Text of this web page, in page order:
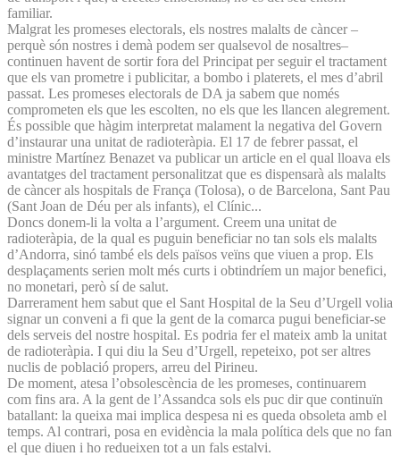
familiar.
Malgrat les promeses electorals, els nostres malalts de càncer –
perquè són nostres i demà podem ser qualsevol de nosaltres–
continuen havent de sortir fora del Principat per seguir el tractament
que els van prometre i publicitar, a bombo i platerets, el mes d’abril
passat. Les promeses electorals de DA ja sabem que només
comprometen els que les escolten, no els que les llancen alegrement.
És possible que hàgim interpretat malament la negativa del Govern
d’instaurar una unitat de radioteràpia. El 17 de febrer passat, el
ministre Martínez Benazet va publicar un article en el qual lloava els
avantatges del tractament personalitzat que es dispensarà als malalts
de càncer als hospitals de França (Tolosa), o de Barcelona, Sant Pau
(Sant Joan de Déu per als infants), el Clínic...
Doncs donem-li la volta a l’argument. Creem una unitat de
radioteràpia, de la qual es puguin beneficiar no tan sols els malalts
d’Andorra, sinó també els dels països veïns que viuen a prop. Els
desplaçaments serien molt més curts i obtindríem un major benefici,
no monetari, però sí de salut.
Darrerament hem sabut que el Sant Hospital de la Seu d’Urgell volia
signar un conveni a fi que la gent de la comarca pugui beneficiar-se
dels serveis del nostre hospital. Es podria fer el mateix amb la unitat
de radioteràpia. I qui diu la Seu d’Urgell, repeteixo, pot ser altres
nuclis de població propers, arreu del Pirineu.
De moment, atesa l’obsolescència de les promeses, continuarem
com fins ara. A la gent de l’Assandca sols els puc dir que continuïn
batallant: la queixa mai implica despesa ni es queda obsoleta amb el
temps. Al contrari, posa en evidència la mala política dels que no fan
el que diuen i ho redueixen tot a un fals estalvi.